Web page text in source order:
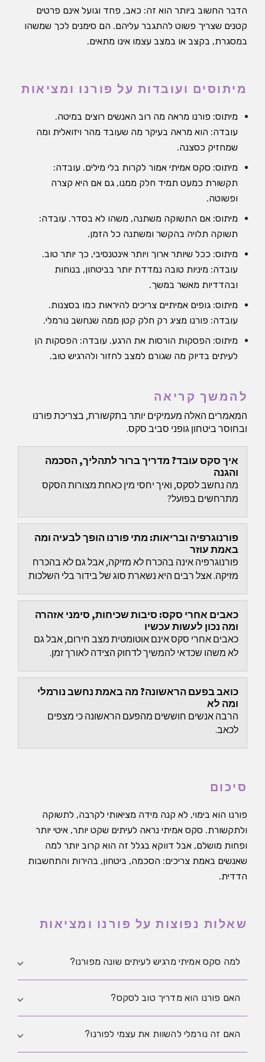
הדבר החשוב ביותר הוא זה: כאב, פחד וגועל אינם פרטים
קטנים שצריך פשוט להתגבר עליהם. הם סימנים לכך שמשהו
במסגרת, בקצב או במצב עצמו אינו מתאים.
מיתוסים ועובדות על פורנו ומציאות
מיתוס: פורנו מראה מה רוב האנשים רוצים במיטה.
עובדה: הוא מראה בעיקר מה שעובד מהר ויזואלית ומה
שמחזיק כסצנה.
מיתוס: סקס אמיתי אמור לקרות בלי מילים. עובדה:
תקשורת כמעט תמיד חלק ממנו, גם אם היא קצרה
ופשוטה.
מיתוס: אם התשוקה משתנה, משהו לא בסדר. עובדה:
תשוקה תלויה בהקשר ומשתנה כל הזמן.
מיתוס: ככל שיותר ארוך ויותר אינטנסיבי, כך יותר טוב.
עובדה: מיניות טובה נמדדת יותר בביטחון, בנוחות
ובהדדיות מאשר במשך.
מיתוס: גופים אמיתיים צריכים להיראות כמו בסצנות.
עובדה: פורנו מציג רק חלק קטן ממה שנחשב נורמלי.
מיתוס: הפסקות הורסות את הרגע. עובדה: הפסקות הן
לעיתים בדיוק מה שגורם למצב לחזור ולהרגיש טוב.
להמשך קריאה
המאמרים האלה מעמיקים יותר בתקשורת, בצריכת פורנו
ובחוסר ביטחון גופני סביב סקס.
איך סקס עובד? מדריך ברור לתהליך, הסכמה
והגנה
מה נחשב לסקס, ואיך יחסי מין כאחת מצורות הסקס
מתרחשים בפועל?
פורנוגרפיה ובריאות: מתי פורנו הופך לבעיה ומה
באמת עוזר
פורנוגרפיה אינה בהכרח לא מזיקה, אבל גם לא בהכרח
מזיקה. אצל רבים היא נשארת סוג של בידור בלי השלכות
והבושה...
כאבים אחרי סקס: סיבות שכיחות, סימני אזהרה
ומה נכון לעשות עכשיו
כאבים אחרי סקס אינם אוטומטית מצב חירום, אבל גם
לא משהו שכדאי להמשיך לדחוק הצידה לאורך זמן.
כואב בפעם הראשונה? מה באמת נחשב נורמלי
ומה לא
הרבה אנשים חוששים מהפעם הראשונה כי מצפים
לכאב.
סיכום
פורנו הוא בימוי, לא קנה מידה מציאותי לקרבה, לתשוקה
ולתקשורת. סקס אמיתי נראה לעיתים שקט יותר, איטי יותר
ופחות מושלם, אבל דווקא בגלל זה הוא קרוב יותר למה
שאנשים באמת צריכים: הסכמה, ביטחון, בהירות והתחשבות
הדדית.
שאלות נפוצות על פורנו ומציאות
למה סקס אמיתי מרגיש לעיתים שונה מפורנו?
כי פורנו הוא בידור ערוך, בעוד שסקס אמיתי מורכב
והתחשבות הדדית.
האם פורנו הוא מדריך טוב לסקס?
כאמצעי לעוררות אולי, אבל כמדריך למפגשים אמיתיים
האם זה נורמלי להשוות את עצמי לפורנו?